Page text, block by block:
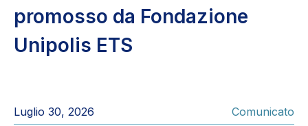
promosso da Fondazione
Unipolis ETS
Luglio 30, 2026 Comunicato